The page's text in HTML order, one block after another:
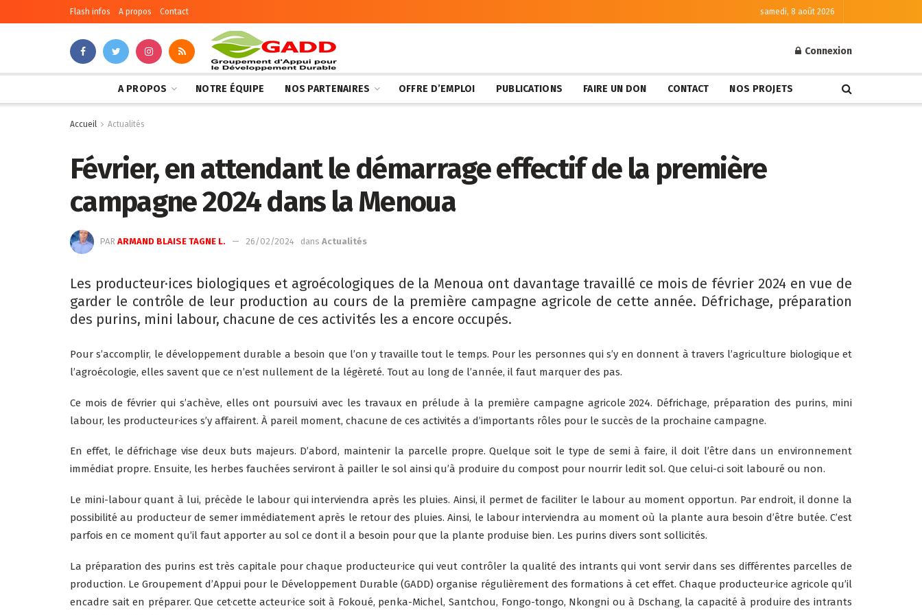
Flash infos A propos Contact samedi, 8 août 2026
Connexion
A PROPOS NOTRE ÉQUIPE NOS PARTENAIRES OFFRE D’EMPLOI PUBLICATIONS FAIRE UN DON CONTACT NOS PROJETS
Accueil Actualités
Février, en attendant le démarrage effectif de la première
campagne 2024 dans la Menoua
PAR ARMAND BLAISE TAGNE L. 26/02/2024 dans Actualités
Les producteur·ices biologiques et agroécologiques de la Menoua ont davantage travaillé ce mois de février 2024 en vue de
garder le contrôle de leur production au cours de la première campagne agricole de cette année. Défrichage, préparation
des purins, mini labour, chacune de ces activités les a encore occupés.
Pour s’accomplir, le développement durable a besoin que l’on y travaille tout le temps. Pour les personnes qui s’y en donnent à travers l’agriculture biologique et
l’agroécologie, elles savent que ce n’est nullement de la légèreté. Tout au long de l’année, il faut marquer des pas.
Ce mois de février qui s’achève, elles ont poursuivi avec les travaux en prélude à la première campagne agricole 2024. Défrichage, préparation des purins, mini
labour, les producteur·ices s’y affairent. À pareil moment, chacune de ces activités a d’importants rôles pour le succès de la prochaine campagne.
En effet, le défrichage vise deux buts majeurs. D’abord, maintenir la parcelle propre. Quelque soit le type de semi à faire, il doit l’être dans un environnement
immédiat propre. Ensuite, les herbes fauchées serviront à pailler le sol ainsi qu’à produire du compost pour nourrir ledit sol. Que celui-ci soit labouré ou non.
Le mini-labour quant à lui, précède le labour qui interviendra après les pluies. Ainsi, il permet de faciliter le labour au moment opportun. Par endroit, il donne la
possibilité au producteur de semer immédiatement après le retour des pluies. Ainsi, le labour interviendra au moment où la plante aura besoin d’être butée. C’est
parfois en ce moment qu’il faut apporter au sol ce dont il a besoin pour que la plante produise bien. Les purins divers sont sollicités.
La préparation des purins est très capitale pour chaque producteur·ice qui veut contrôler la qualité des intrants qui vont servir dans ses différentes parcelles de
production. Le Groupement d’Appui pour le Développement Durable (GADD) organise régulièrement des formations à cet effet. Chaque producteur·ice agricole qu’il
encadre sait en préparer. Que cet·cette acteur·ice soit à Fokoué, penka-Michel, Santchou, Fongo-tongo, Nkongni ou à Dschang, la capacité à produire des intrants